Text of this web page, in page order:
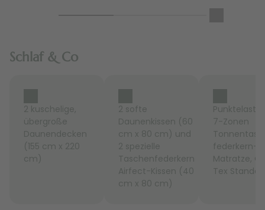
Schlaf & Co
2 kuschelige,
übergroße
Daunendecken
(155 cm x 220
cm)
2 softe
Daunenkissen (60
cm x 80 cm) und
2 spezielle
Taschenfederkern
Airfect-Kissen (40
cm x 80 cm)
7-Zonen
federkern-
Matratze,
Tex